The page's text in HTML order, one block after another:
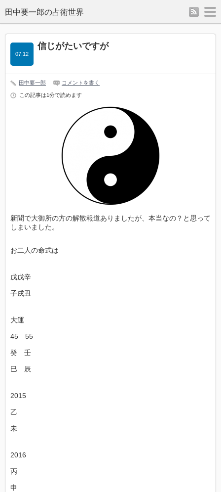
rss
信じがたいですが
07.12
田中要一郎 コメントを書く
この記事は1分で読めます
新聞で大御所の方の解散報道ありましたが、本当なの？と思って
しまいました。
お二人の命式は
戊戊辛
子戌丑
大運
45 55
癸 壬
巳 辰
2015
乙
未
2016
丙
申